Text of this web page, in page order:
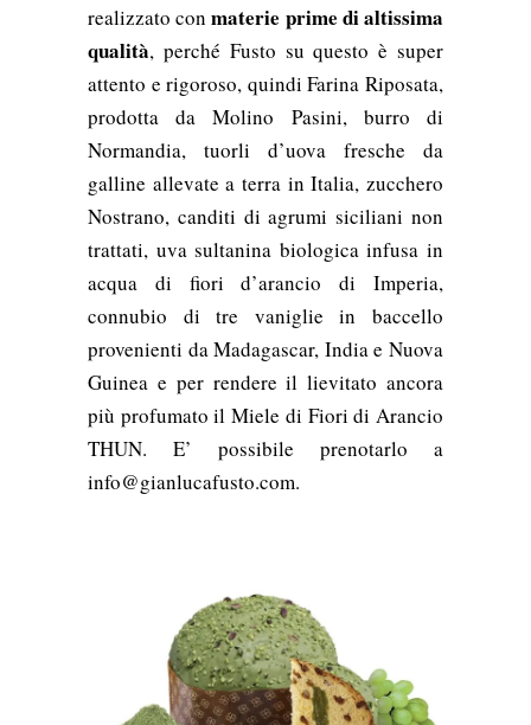
realizzato conmaterie prime di altissima
qualità, perché Fusto su questo è super
attento e rigoroso, quindi Farina Riposata,
prodotta da Molino Pasini, burro di
Normandia, tuorli d’uova fresche da
galline allevate a terra in Italia, zucchero
Nostrano, canditi di agrumi siciliani non
trattati, uva sultanina biologica infusa in
acqua di fiori d’arancio di Imperia,
connubio di tre vaniglie in baccello
provenienti da Madagascar, India e Nuova
Guinea e per rendere il lievitato ancora
più profumato il Miele di Fiori di Arancio
THUN. E’ possibile prenotarlo a
info@gianlucafusto.com.